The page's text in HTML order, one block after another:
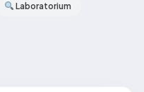
Laboratorium